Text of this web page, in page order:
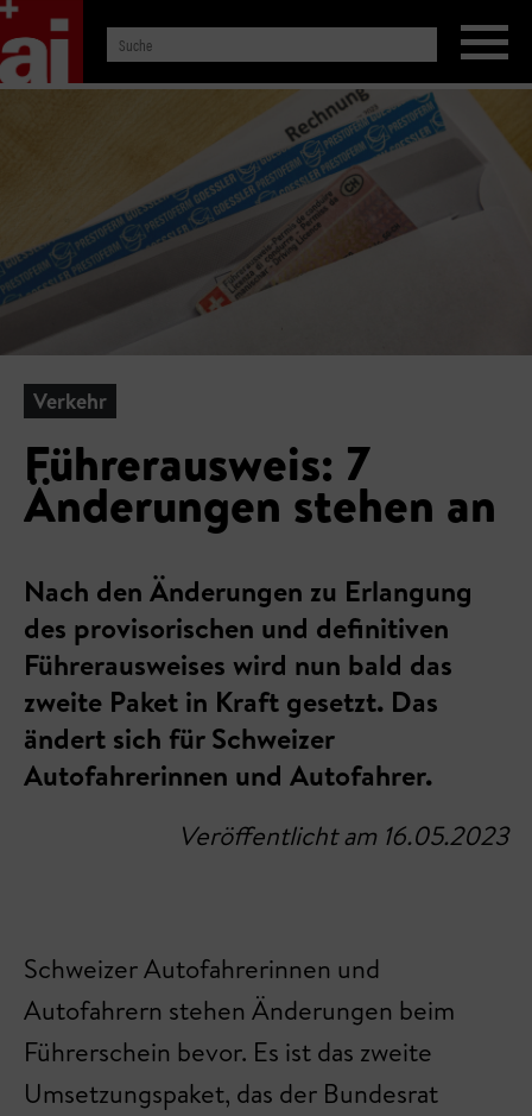
Verkehr
Führerausweis: 7
Änderungen stehen an
Nach den Änderungen zu Erlangung
des provisorischen und definitiven
Führerausweises wird nun bald das
zweite Paket in Kraft gesetzt. Das
ändert sich für Schweizer
Autofahrerinnen und Autofahrer.
Veröffentlicht am 16.05.2023
Schweizer Autofahrerinnen und
Autofahrern stehen Änderungen beim
Führerschein bevor. Es ist das zweite
Umsetzungspaket, das der Bundesrat